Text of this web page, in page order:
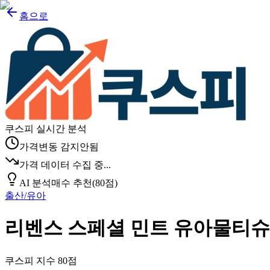
홈으로
쿠스피 실시간 분석
가격변동 감지안됨
가격 데이터 수집 중...
AI 분석매수 추천(80점)
출산/유아
리벤스 스페셜 민트 유아물티
쿠스피 지수 80점